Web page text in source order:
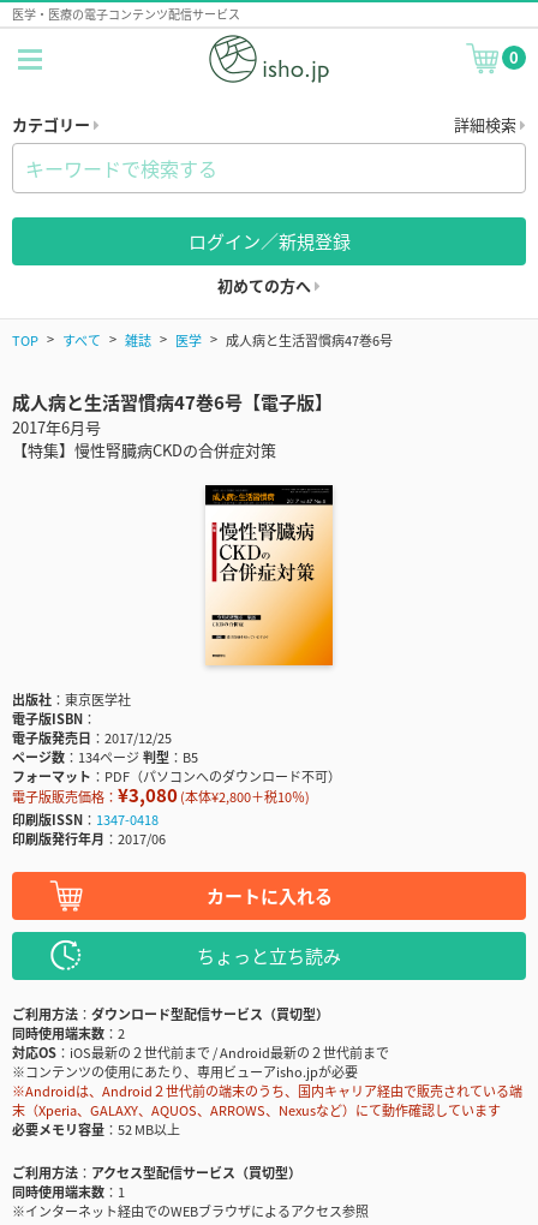
医学・医療の電子コンテンツ配信サービス
0
カテゴリー 詳細検索
ログイン／新規登録
初めての方へ
TOP すべて 雑誌 医学 成人病と生活習慣病47巻6号
成人病と生活習慣病47巻6号【電子版】
2017年6月号
【特集】慢性腎臓病CKDの合併症対策
出版社
東京医学社
電子版ISBN
電子版発売日
2017/12/25
ページ数
134ページ判型
B5
フォーマット
PDF（パソコンへのダウンロード不可）
電子版販売価格： ¥3,080(本体¥2,800＋税10％)
印刷版ISSN
1347-0418
印刷版発行年月
2017/06
カートに入れる
ちょっと立ち読み
ご利用方法
ダウンロード型配信サービス（買切型）
同時使用端末数
2
対応OS
iOS最新の２世代前まで / Android最新の２世代前まで
※コンテンツの使用にあたり、専用ビューアisho.jpが必要
※Androidは、Android２世代前の端末のうち、国内キャリア経由で販売されている端
末（Xperia、GALAXY、AQUOS、ARROWS、Nexusなど）にて動作確認しています
必要メモリ容量
52 MB以上
ご利用方法
アクセス型配信サービス（買切型）
同時使用端末数
1
※インターネット経由でのWEBブラウザによるアクセス参照